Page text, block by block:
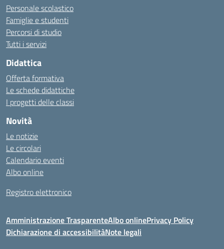
Personale scolastico
Famiglie e studenti
Percorsi di studio
Tutti i servizi
Didattica
Offerta formativa
Le schede didattiche
I progetti delle classi
Novità
Le notizie
Le circolari
Calendario eventi
Albo online
Registro elettronico
Amministrazione TrasparenteAlbo onlinePrivacy Policy
Dichiarazione di accessibilitàNote legali